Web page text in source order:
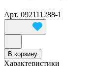
Арт. 092111288-1
В корзину
Характеристики